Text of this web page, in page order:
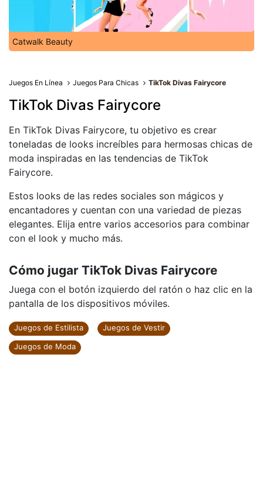
Catwalk Beauty
Juegos En Línea Juegos Para Chicas TikTok Divas Fairycore
TikTok Divas Fairycore
En TikTok Divas Fairycore, tu objetivo es crear
toneladas de looks increíbles para hermosas chicas de
moda inspiradas en las tendencias de TikTok
Fairycore.
Estos looks de las redes sociales son mágicos y
encantadores y cuentan con una variedad de piezas
elegantes. Elija entre varios accesorios para combinar
con el look y mucho más.
Cómo jugar TikTok Divas Fairycore
Juega con el botón izquierdo del ratón o haz clic en la
pantalla de los dispositivos móviles.
Juegos de Estilista
Juegos de Vestir
Juegos de Moda